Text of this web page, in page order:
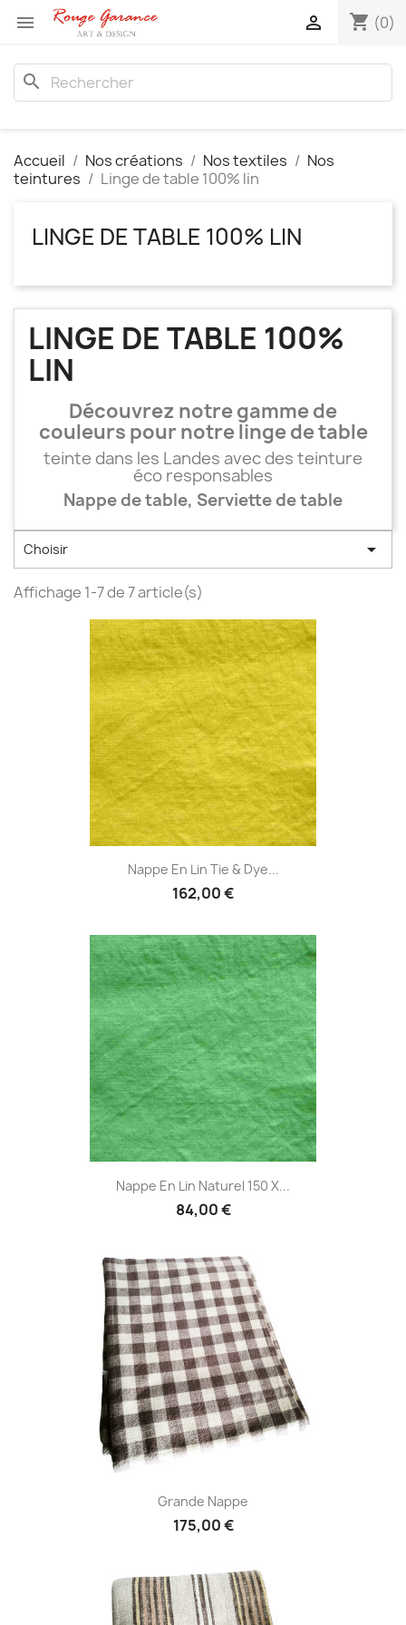
 shopping_cart (0)

search
Accueil Nos créations Nos textiles
Nos
teintures
Linge de table 100% lin
LINGE DE TABLE 100% LIN
LINGE DE TABLE 100%
LIN
Découvrez notre gamme de
couleurs pour notre linge de table
teinte dans les Landes avec des teinture
éco responsables
Nappe de table, Serviette de table
Choisir 
Affichage 1-7 de 7 article(s)
Nappe En Lin Tie & Dye...
162,00 €
Nappe En Lin Naturel 150 X...
84,00 €
Grande Nappe
175,00 €